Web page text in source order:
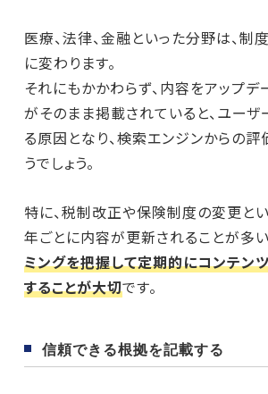
医療、法律、金融といった分野は、制
に変わります。
それにもかかわらず、内容をアップ
がそのまま掲載されていると、ユー
る原因となり、検索エンジンからの評
うでしょう。
特に、税制改正や保険制度の変更とい
年ごとに内容が更新されることが多い
ミングを把握して定期的にコンテン
することが大切です。
信頼できる根拠を記載する